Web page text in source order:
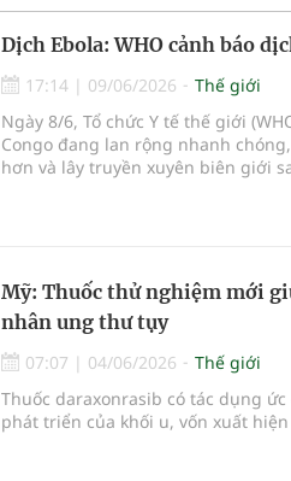
Dịch Ebola: WHO cảnh báo
17:14 | 09/06/2026
Thế giới
Ngày 8/6, Tổ chức Y tế thế giới
Congo đang lan rộng nhanh
hơn và lây truyền xuyên biên giới
Mỹ: Thuốc thử nghiệm mới
nhân ung thư tụy
07:07 | 04/06/2026
Thế giới
Thuốc daraxonrasib có tác dụng
phát triển của khối u, vốn xuất